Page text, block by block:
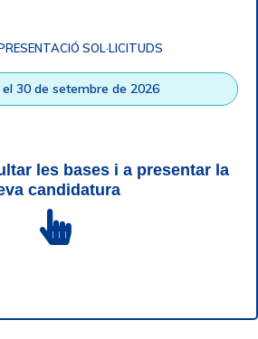
legal Info RGPD |
|SGSI|Login|
Tarragona © Tots els drets reservats |
| HTML 5 | CSS 3 | WCAG 2 i WW3C
SOL·LICITUDS
30 de setembre de 2026
les bases i a presentar la
candidatura